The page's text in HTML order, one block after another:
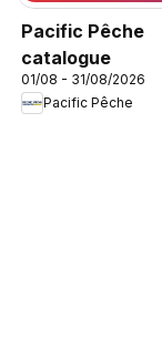
Pacific Pêche
catalogue
01/08 - 31/08/2026
Pacific Pêche